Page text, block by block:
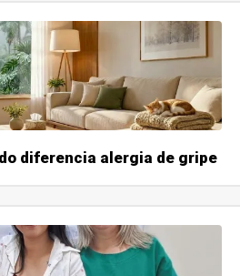
diferencia alergia de gripe